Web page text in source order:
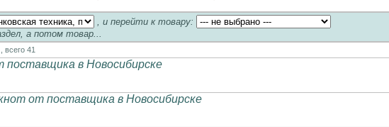
, и перейти к товару:
а потом товар...
, всего 41
в Новосибирске
от поставщика в Новосибирске